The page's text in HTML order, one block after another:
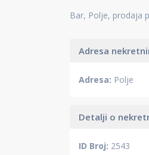
Bar, Polje, prodaja
Adresa
Adresa: Polje
Detalji o
ID Broj: 2543